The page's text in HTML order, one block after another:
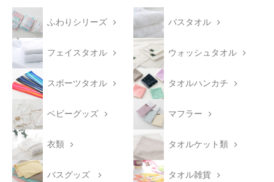
ふわりシリーズ バスタオル
フェイスタオル ウォッシュタオル
スポーツタオル タオルハンカチ
ベビーグッズ マフラー
衣類 タオルケット類
バスグッズ タオル雑貨